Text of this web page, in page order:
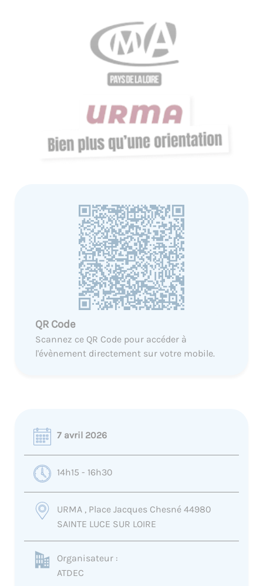
QR Code
Scannez ce QR Code pour accéder à
l'évènement directement sur votre mobile.
7 avril 2026
14h15 - 16h30
URMA , Place Jacques Chesné 44980
SAINTE LUCE SUR LOIRE
Organisateur :
ATDEC